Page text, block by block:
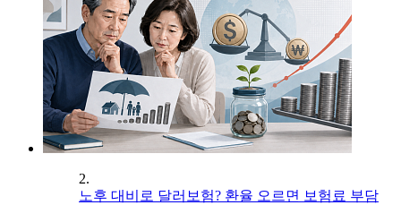
2.
노후 대비로 달러보험? 환율 오르면 보험료 부담